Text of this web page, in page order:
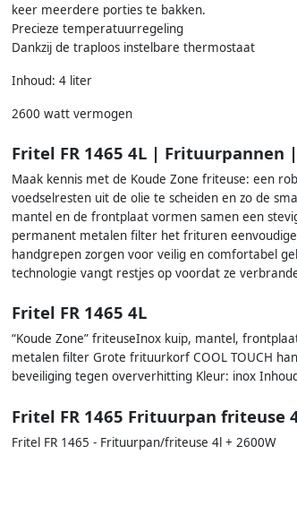
keer meerdere porties te bakken.
Precieze temperatuurregeling
Dankzij de traploos instelbare thermostaat
Inhoud: 4 liter
2600 watt vermogen
Fritel FR 1465 4L | Frituurpannen
Maak kennis met de Koude Zone friteuse: een
voedselresten uit de olie te scheiden en zo de
mantel en de frontplaat vormen samen een
permanent metalen filter het frituren
handgrepen zorgen voor veilig en comfortabel
technologie vangt restjes op voordat ze
Fritel FR 1465 4L
“Koude Zone” friteuseInox kuip, mantel,
metalen filter Grote frituurkorf COOL TOUCH
beveiliging tegen oververhitting Kleur: inox
Fritel FR 1465 Frituurpan friteuse
Fritel FR 1465 - Frituurpan/friteuse 4l + 2600W